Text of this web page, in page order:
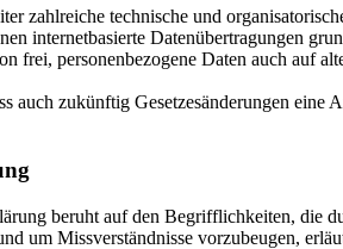
zahlreiche technische und
internetbasierte Datenübertragungen
frei, personenbezogene Daten auch auf
auch zukünftig Gesetzesänderungen eine
beruht auf den Begrifflichkeiten, die
um Missverständnisse vorzubeugen,